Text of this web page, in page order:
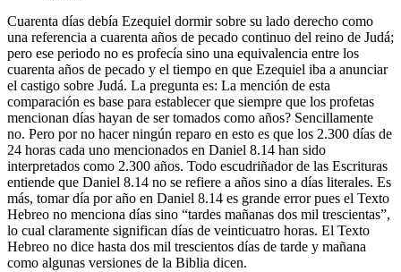
Cuarenta días debía Ezequiel dormir sobre su lado derecho como
una referencia a cuarenta años de pecado continuo del reino de Judá;
pero ese periodo no es profecía sino una equivalencia entre los
cuarenta años de pecado y el tiempo en que Ezequiel iba a anunciar
el castigo sobre Judá. La pregunta es: La mención de esta
comparación es base para establecer que siempre que los profetas
mencionan días hayan de ser tomados como años? Sencillamente
no. Pero por no hacer ningún reparo en esto es que los 2.300 días de
24 horas cada uno mencionados en Daniel 8.14 han sido
interpretados como 2.300 años. Todo escudriñador de las Escrituras
entiende que Daniel 8.14 no se refiere a años sino a días literales. Es
más, tomar día por año en Daniel 8.14 es grande error pues el Texto
Hebreo no menciona días sino “tardes mañanas dos mil trescientas”,
lo cual claramente significan días de veinticuatro horas. El Texto
Hebreo no dice hasta dos mil trescientos días de tarde y mañana
como algunas versiones de la Biblia dicen.